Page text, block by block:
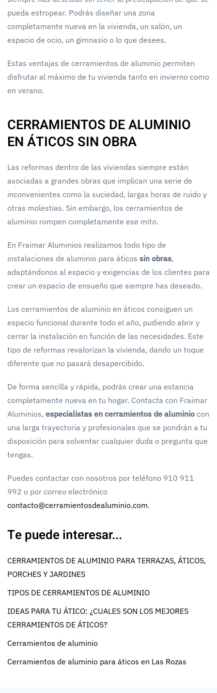
pueda estropear. Podrás diseñar una zona
completamente nueva en la vivienda, un salón, un
espacio de ocio, un gimnasio o lo que desees.
Estas ventajas de cerramientos de aluminio permiten
disfrutar al máximo de tu vivienda tanto en invierno como
en verano.
CERRAMIENTOS DE ALUMINIO
EN ÁTICOS SIN OBRA
Las reformas dentro de las viviendas siempre están
asociadas a grandes obras que implican una serie de
inconvenientes como la suciedad, largas horas de ruido y
otras molestias. Sin embargo, los cerramientos de
aluminio rompen completamente ese mito.
En Fraimar Aluminios realizamos todo tipo de
instalaciones de aluminio para áticos sin obras,
adaptándonos al espacio y exigencias de los clientes para
crear un espacio de ensueño que siempre has deseado.
Los cerramientos de aluminio en áticos consiguen un
espacio funcional durante todo el año, pudiendo abrir y
cerrar la instalación en función de las necesidades. Este
tipo de reformas revalorizan la vivienda, dando un toque
diferente que no pasará desapercibido.
De forma sencilla y rápida, podrás crear una estancia
completamente nueva en tu hogar. Contacta con Fraimar
Aluminios, especialistas en cerramientos de aluminio con
una larga trayectoria y profesionales que se pondrán a tu
disposición para solventar cualquier duda o pregunta que
tengas.
Puedes contactar con nosotros por teléfono 910 911
992 o por correo electrónico
contacto@cerramientosdealuminio.com.
Te puede interesar...
CERRAMIENTOS DE ALUMINIO PARA TERRAZAS, ÁTICOS,
PORCHES Y JARDINES
TIPOS DE CERRAMIENTOS DE ALUMINIO
IDEAS PARA TU ÁTICO: ¿CUALES SON LOS MEJORES
CERRAMIENTOS DE ÁTICOS?
Cerramientos de aluminio
Cerramientos de aluminio para áticos en Las Rozas